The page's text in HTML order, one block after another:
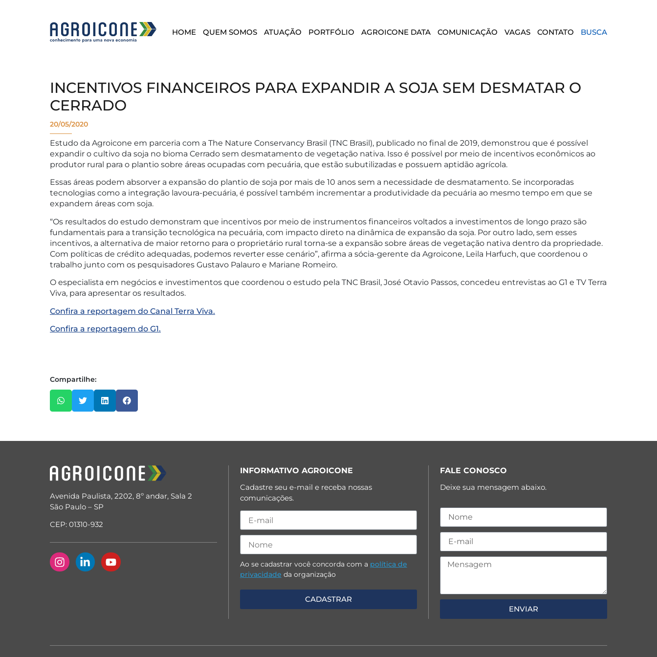
HOME QUEM SOMOS ATUAÇÃO PORTFÓLIO AGROICONE DATA COMUNICAÇÃO VAGAS CONTATO BUSCA
INCENTIVOS FINANCEIROS PARA EXPANDIR A SOJA SEM DESMATAR O
CERRADO
20/05/2020
Estudo da Agroicone em parceria com a The Nature Conservancy Brasil (TNC Brasil), publicado no final de 2019, demonstrou que é possível
expandir o cultivo da soja no bioma Cerrado sem desmatamento de vegetação nativa. Isso é possível por meio de incentivos econômicos ao
produtor rural para o plantio sobre áreas ocupadas com pecuária, que estão subutilizadas e possuem aptidão agrícola.
Essas áreas podem absorver a expansão do plantio de soja por mais de 10 anos sem a necessidade de desmatamento. Se incorporadas
tecnologias como a integração lavoura-pecuária, é possível também incrementar a produtividade da pecuária ao mesmo tempo em que se
expandem áreas com soja.
“Os resultados do estudo demonstram que incentivos por meio de instrumentos financeiros voltados a investimentos de longo prazo são
fundamentais para a transição tecnológica na pecuária, com impacto direto na dinâmica de expansão da soja. Por outro lado, sem esses
incentivos, a alternativa de maior retorno para o proprietário rural torna-se a expansão sobre áreas de vegetação nativa dentro da propriedade.
Com políticas de crédito adequadas, podemos reverter esse cenário”, afirma a sócia-gerente da Agroicone, Leila Harfuch, que coordenou o
trabalho junto com os pesquisadores Gustavo Palauro e Mariane Romeiro.
O especialista em negócios e investimentos que coordenou o estudo pela TNC Brasil, José Otavio Passos, concedeu entrevistas ao G1 e TV Terra
Viva, para apresentar os resultados.
Confira a reportagem do Canal Terra Viva.
Confira a reportagem do G1.
Compartilhe:
Avenida Paulista, 2202, 8º andar, Sala 2
São Paulo – SP
CEP: 01310-932
INFORMATIVO AGROICONE
Cadastre seu e-mail e receba nossas
comunicações.
Ao se cadastrar você concorda com a política de
privacidade da organização
FALE CONOSCO
Deixe sua mensagem abaixo.
ENVIAR